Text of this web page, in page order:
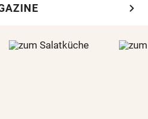
chevron_right